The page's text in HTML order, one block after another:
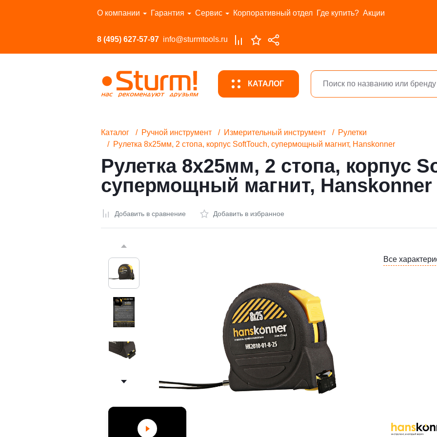
О компании Гарантия Сервис Корпоративный отдел Где купить? Акции
8 (495) 627-57-97 info@sturmtools.ru
КАТАЛОГ
Перейти в каталог
Каталог Ручной инструмент Измерительный инструмент
Рулетки
Рулетка 8x25мм, 2 стопа, корпус SoftTouch, супермощный магнит, Hanskonner
Рулетка 8x25мм, 2 стопа, корпус
супермощный магнит, Hanskonner
Добавить в сравнение Добавить в избранное
Все